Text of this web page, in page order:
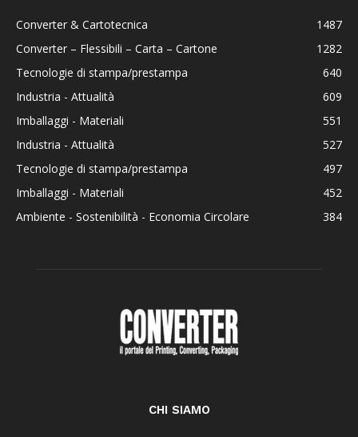
Converter & Cartotecnica
1487
Converter – Flessibili – Carta – Cartone
1282
Tecnologie di stampa/prestampa
640
Industria - Attualità
609
Imballaggi - Materiali
551
Industria - Attualità
527
Tecnologie di stampa/prestampa
497
Imballaggi - Materiali
452
Ambiente - Sostenibilità - Economia Circolare
384
CHI SIAMO